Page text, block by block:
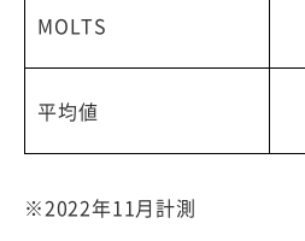
MOLTS
平均値
※2022年11月計測